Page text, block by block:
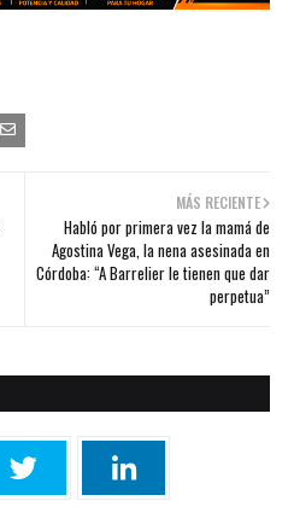
MÁS RECIENTE
Habló por primera vez la mamá de
Agostina Vega, la nena asesinada en
Córdoba: “A Barrelier le tienen que dar
perpetua”